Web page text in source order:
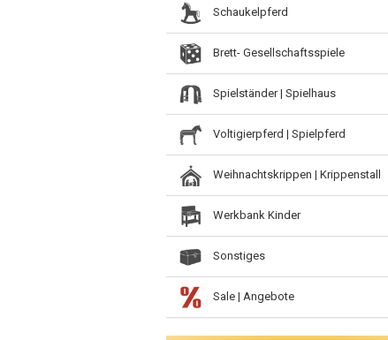
Schaukelpferd
Brett- Gesellschaftsspiele
Spielständer | Spielhaus
Voltigierpferd | Spielpferd
Weihnachtskrippen | Krippenstall
Werkbank Kinder
Sonstiges
Sale | Angebote